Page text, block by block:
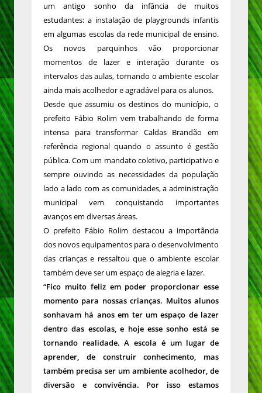
um antigo sonho da infância de muitos
estudantes: a instalação de playgrounds infantis
em algumas escolas da rede municipal de ensino.
Os novos parquinhos vão proporcionar
momentos de lazer e interação durante os
intervalos das aulas, tornando o ambiente escolar
ainda mais acolhedor e agradável para os alunos.
Desde que assumiu os destinos do município, o
prefeito Fábio Rolim vem trabalhando de forma
intensa para transformar Caldas Brandão em
referência regional quando o assunto é gestão
pública. Com um mandato coletivo, participativo e
sempre ouvindo as necessidades da população
lado a lado com as comunidades, a administração
municipal vem conquistando importantes
avanços em diversas áreas.
O prefeito Fábio Rolim destacou a importância
dos novos equipamentos para o desenvolvimento
das crianças e ressaltou que o ambiente escolar
também deve ser um espaço de alegria e lazer.
“Fico muito feliz em poder proporcionar esse
momento para nossas crianças. Muitos alunos
sonhavam há anos em ter um espaço de lazer
dentro das escolas, e hoje esse sonho está se
tornando realidade. A escola é um lugar de
aprender, de construir conhecimento, mas
também precisa ser um ambiente acolhedor, de
diversão e convivência. Por isso estamos